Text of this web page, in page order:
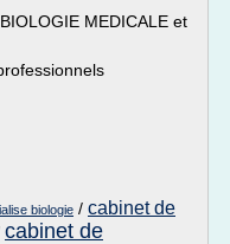
MEDICALE et
biologie / cabinet de
cabinet de